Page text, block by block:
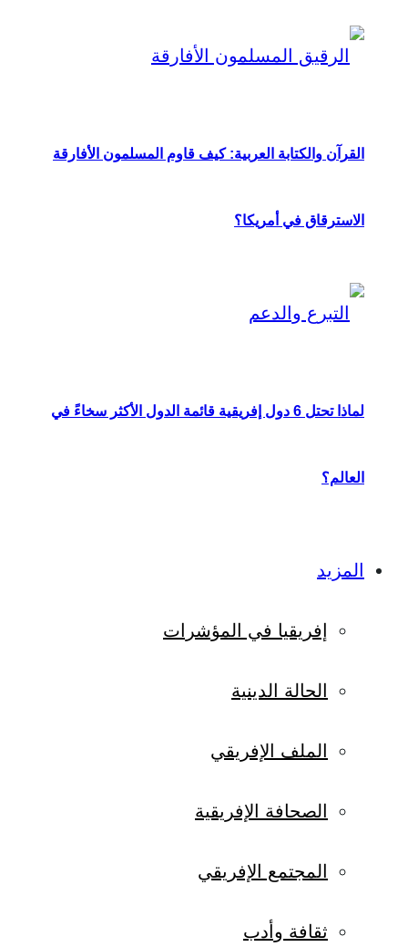
القرآن والكتابة العربية: كيف قاوم المسلمون الأفارقة
الاسترقاق في أمريكا؟
لماذا تحتل 6 دول إفريقية قائمة الدول الأكثر سخاءً في
العالم؟
المزيد
إفريقيا في المؤشرات
الحالة الدينية
الملف الإفريقي
الصحافة الإفريقية
المجتمع الإفريقي
ثقافة وأدب